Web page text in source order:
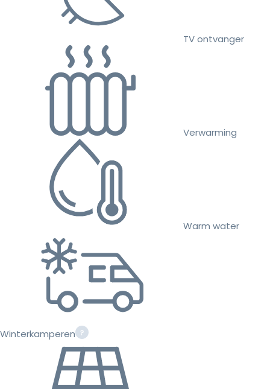
TV ontvanger
Verwarming
Warm water
Winterkamperen